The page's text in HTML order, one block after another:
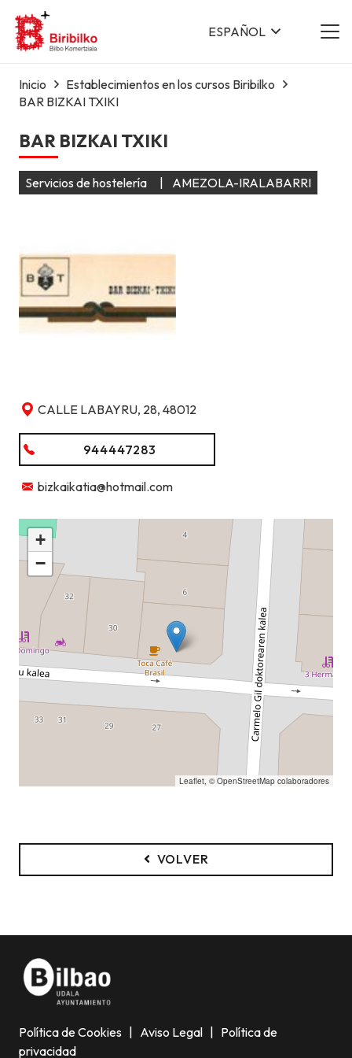
ESPAÑOL
Inicio
Establecimientos en los cursos Biribilko
BAR BIZKAI TXIKI
BAR BIZKAI TXIKI
Servicios de hostelería | AMEZOLA-IRALABARRI
CALLE LABAYRU, 28, 48012
944447283
bizkaikatia@hotmail.com
+
−
Leaflet, ©OpenStreetMap colaboradores
VOLVER
Política de Cookies | Aviso Legal | Política de
privacidad